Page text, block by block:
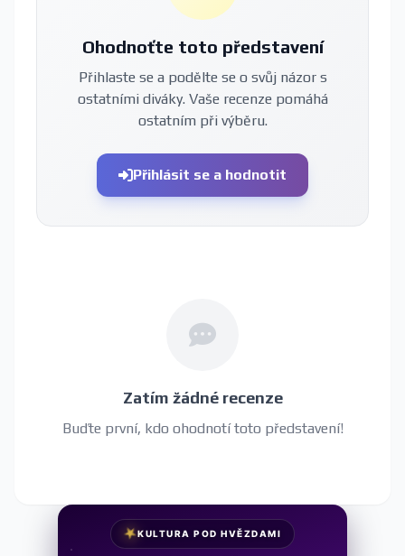
Ohodnoťte toto představení
Přihlaste se a podělte se o svůj názor s
ostatními diváky. Vaše recenze pomáhá
ostatním při výběru.
Přihlásit se a hodnotit
Zatím žádné recenze
Buďte první, kdo ohodnotí toto představení!
★KULTURA POD HVĚZDAMI